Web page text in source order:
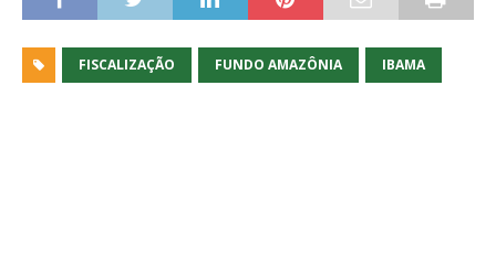
FISCALIZAÇÃO FUNDO AMAZÔNIA IBAMA